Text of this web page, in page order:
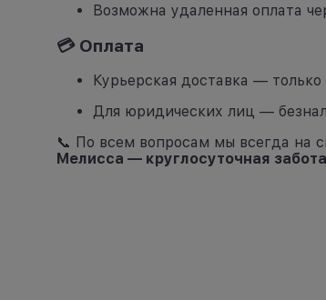
Возможна удаленная оплата
💳 Оплата
Курьерская доставка —
Для юридических лиц —
📞 По всем вопросам мы всегда на
Мелисса — круглосуточная